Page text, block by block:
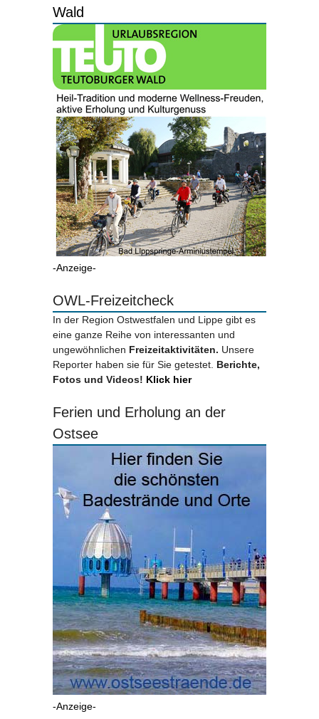
Wald
-Anzeige-
OWL-Freizeitcheck
In der Region Ostwestfalen und Lippe gibt es
eine ganze Reihe von interessanten und
ungewöhnlichen Freizeitaktivitäten. Unsere
Reporter haben sie für Sie getestet. Berichte,
Fotos und Videos! Klick hier
Ferien und Erholung an der
Ostsee
-Anzeige-